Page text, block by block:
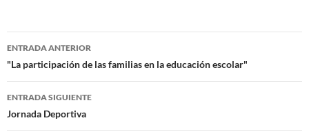
Navegación
de
entradas
ENTRADA ANTERIOR
"La participación de las familias en la educación escolar"
ENTRADA SIGUIENTE
Jornada Deportiva